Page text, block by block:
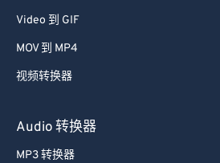
Video 到 GIF
MOV 到 MP4
视频转换器
Audio 转换器
MP3 转换器